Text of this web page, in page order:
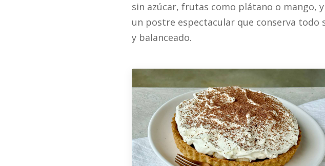
sin azúcar, frutas como plátano o mango,
un postre espectacular que conserva
y balanceado.